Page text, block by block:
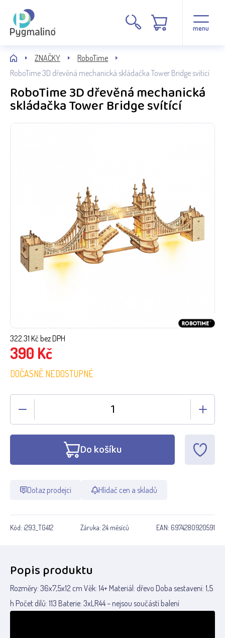
menu
ZNAČKY
RoboTime
RoboTime 3D dřevěná mechanická skládačka Tower Bridge svítící
RoboTime 3D dřevěná mechanická
skládačka Tower Bridge svítící
322.31 Kč bez DPH
390 Kč
DOČASNĚ NEDOSTUPNÉ
Do košíku
Dotaz prodejci Hlídač cen a skladů
Kód: i293_TG412 Záruka: 24 měsíců EAN: 6974280920591
Popis produktu
Rozměry: 36x7,5x12 cm Věk: 14+ Materiál: dřevo Doba sestavení: 1,5
h Počet dílů: 113 Baterie: 3xLR44 – nejsou součástí balení